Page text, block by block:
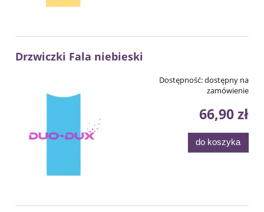
Drzwiczki Fala niebieski
Dostępność:dostępny na
zamówienie
66,90 zł
do koszyka